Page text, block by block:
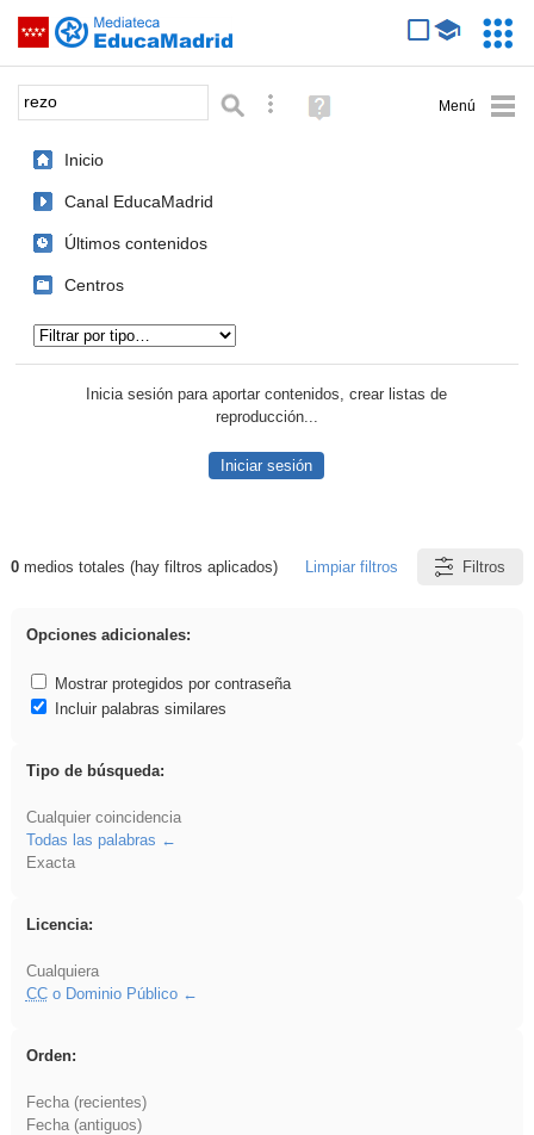
Saltar navegación
Palabra o frase: Búsqueda avanzada
Ayuda
(en
Inicio
Canal EducaMadrid
Últimos contenidos
Centros
Inicia sesión para aportar contenidos, crear listas de
reproducción...
Iniciar sesión
Resultados de: rezo
0medios totales (hay filtros aplicados) Limpiar filtros Filtros
Opciones adicionales:
Mostrar protegidos por contraseña
Incluir palabras similares
Tipo de búsqueda:
Cualquier coincidencia
Todas las palabras
Exacta
Licencia:
Cualquiera
CCo Dominio Público
Orden:
Fecha (recientes)
Fecha (antiguos)